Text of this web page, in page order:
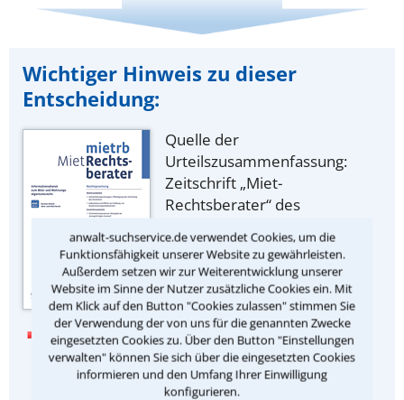
anwalt-suchservice.de verwendet Cookies, um die
Funktionsfähigkeit unserer Website zu gewährleisten.
Außerdem setzen wir zur Weiterentwicklung unserer
Website im Sinne der Nutzer zusätzliche Cookies ein. Mit
dem Klick auf den Button "Cookies zulassen" stimmen Sie
der Verwendung der von uns für die genannten Zwecke
eingesetzten Cookies zu. Über den Button "Einstellungen
verwalten" können Sie sich über die eingesetzten Cookies
informieren und den Umfang Ihrer Einwilligung
konfigurieren.
Wichtiger Hinweis zu dieser
Entscheidung:
Quelle der
Urteilszusammenfassung:
Zeitschrift „Miet-
Rechtsberater“ des
Otto Schmidt, Köln.
Lesen Sie hier ein Beispiel mit
Konsequenzen für die Praxis und
Beraterhinweis